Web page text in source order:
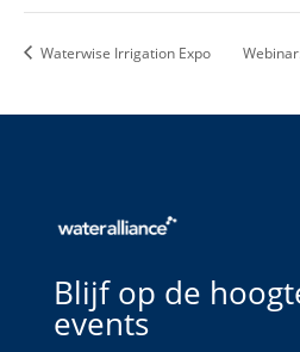
Waterwise Irrigation Expo
Blijf op de
events